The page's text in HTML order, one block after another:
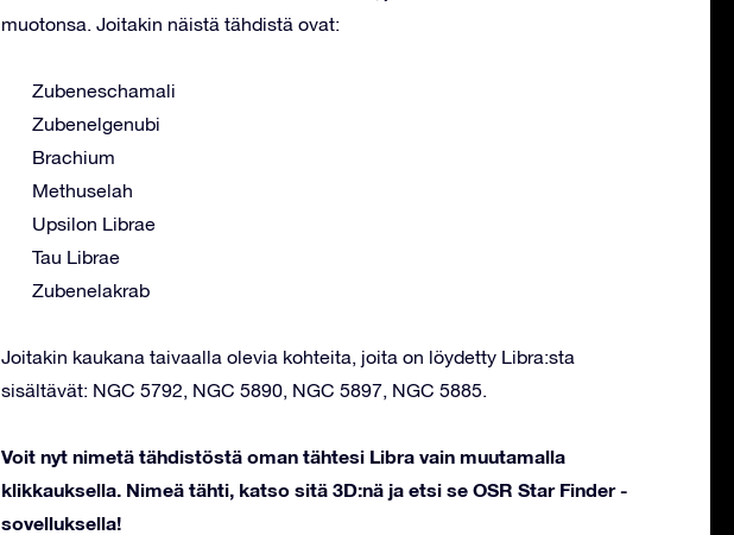
muotonsa. Joitakin näistä tähdistä ovat:
Zubeneschamali
Zubenelgenubi
Brachium
Methuselah
Upsilon Librae
Tau Librae
Zubenelakrab
Joitakin kaukana taivaalla olevia kohteita, joita on löydetty Libra:sta
sisältävät: NGC 5792, NGC 5890, NGC 5897, NGC 5885.
Voit nyt nimetä tähdistöstä oman tähtesi Libra vain muutamalla
klikkauksella. Nimeä tähti, katso sitä 3D:nä ja etsi se OSR Star Finder -
sovelluksella!